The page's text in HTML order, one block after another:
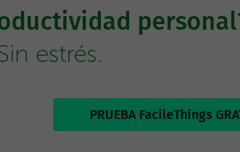
estrés.
PRUEBA FacileThings